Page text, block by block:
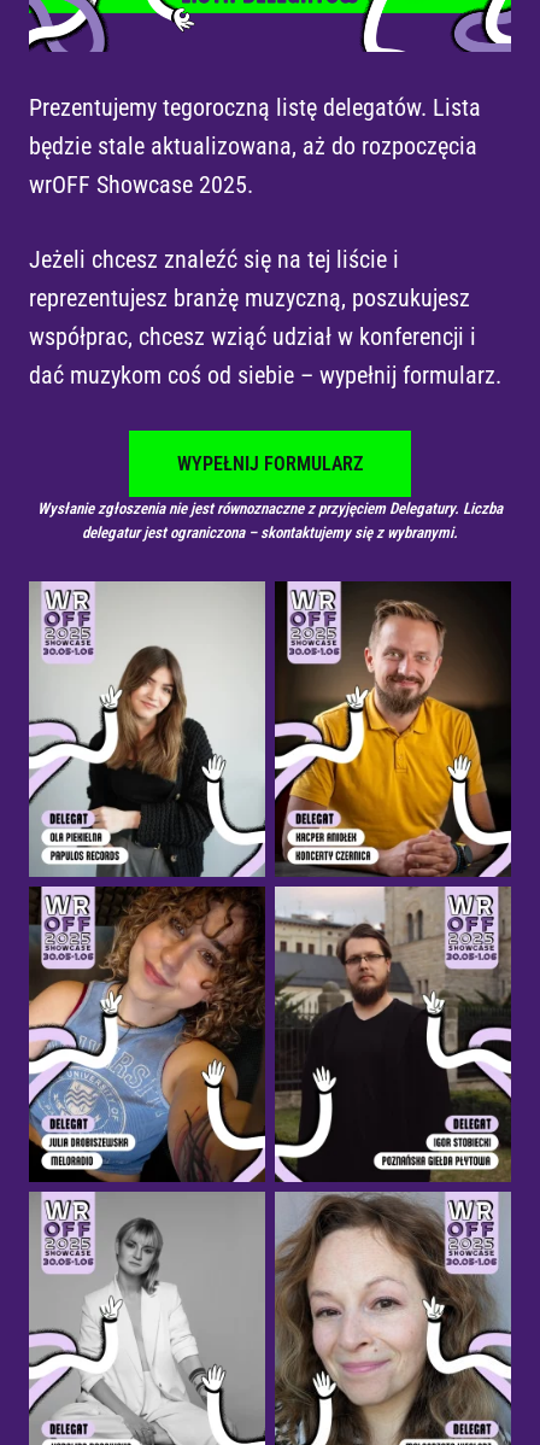
Prezentujemy tegoroczną listę delegatów. Lista
będzie stale aktualizowana, aż do rozpoczęcia
wrOFF Showcase 2025.
Jeżeli chcesz znaleźć się na tej liście i
reprezentujesz branżę muzyczną, poszukujesz
współprac, chcesz wziąć udział w konferencji i
dać muzykom coś od siebie – wypełnij formularz.
WYPEŁNIJ FORMULARZ
Wysłanie zgłoszenia nie jest równoznaczne z przyjęciem Delegatury. Liczba
delegatur jest ograniczona – skontaktujemy się z wybranymi.